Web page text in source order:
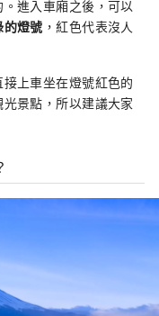
進入車廂之後，可以
的燈號 ，紅色代表沒人
上車坐在燈號紅色的
景點，所以建議大家